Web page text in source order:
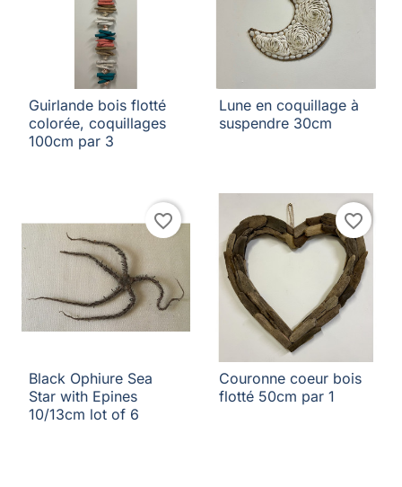
Guirlande bois flotté
colorée, coquillages
100cm par 3
Lune en coquillage à
suspendre 30cm
favorite_border
Black Ophiure Sea
Star with Epines
10/13cm lot of 6
favorite_border
Couronne coeur bois
flotté 50cm par 1